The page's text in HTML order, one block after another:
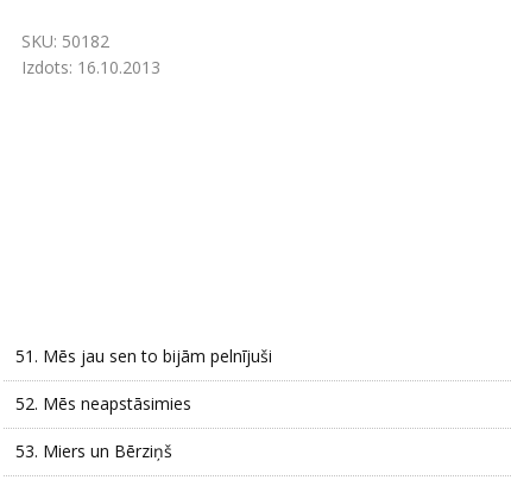
SKU: 50182
Izdots: 16.10.2013
51. Mēs jau sen to bijām pelnījuši
52. Mēs neapstāsimies
53. Miers un Bērziņš